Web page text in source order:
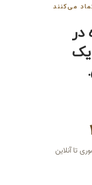
می‌کنند
در
یک
تا آنلاین